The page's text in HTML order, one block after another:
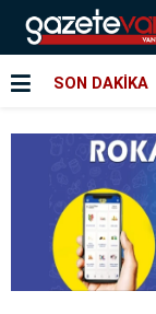
SON DAKİKA